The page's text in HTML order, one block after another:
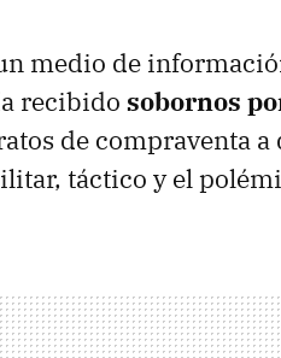
medio de
recibido sobornos
de compraventa
táctico y el